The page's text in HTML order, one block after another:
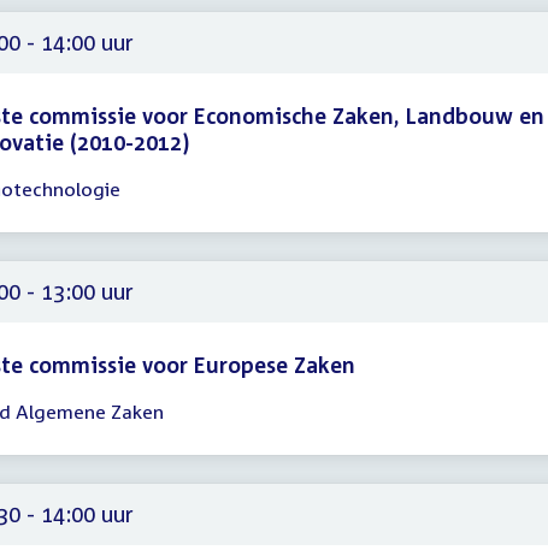
- 14:00 uur
commissie voor Economische Zaken, Landbouw en
(2010-2012)
- 13:00 uur
commissie voor Europese Zaken
Algemene Zaken
- 14:00 uur